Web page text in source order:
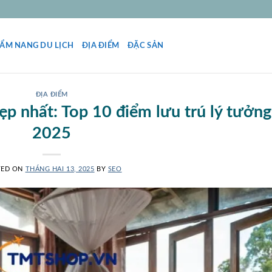
NANG DU LỊCH ĐỊA ĐIỂM ĐẶC SẢN
ĐỊA ĐIỂM
nhất: Top 10 điểm lưu trú lý tưởng
2025
ON THÁNG HAI 13, 2025 BY SEO